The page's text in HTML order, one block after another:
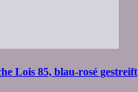
Lois 85, blau-rosé gestreift